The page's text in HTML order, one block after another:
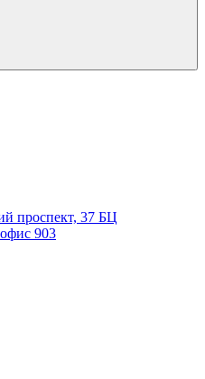
проспект, 37 БЦ
903